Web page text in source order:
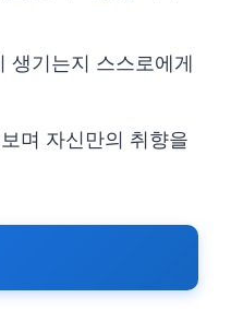
생기는지 스스로에게
며 자신만의 취향을